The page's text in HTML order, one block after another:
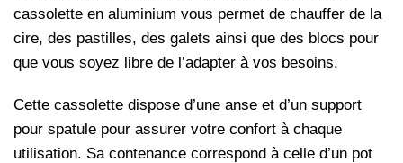
cassolette en aluminium vous permet de chauffer de la
cire, des pastilles, des galets ainsi que des blocs pour
que vous soyez libre de l’adapter à vos besoins.
Cette cassolette dispose d’une anse et d’un support
pour spatule pour assurer votre confort à chaque
utilisation. Sa contenance correspond à celle d’un pot